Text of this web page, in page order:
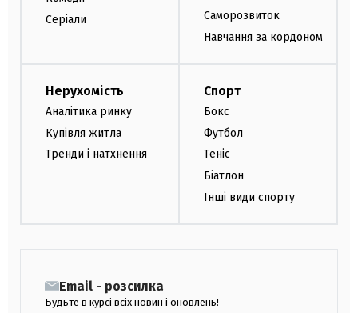
Серіали
Саморозвиток
Навчання за кордоном
Нерухомість
Аналітика ринку
Купівля житла
Тренди і натхнення
Спорт
Бокс
Футбол
Теніс
Біатлон
Інші види спорту
Email - розсилка
Будьте в курсі всіх новин і оновлень!